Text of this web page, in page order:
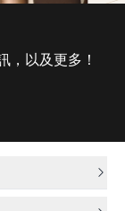
，以及更多！